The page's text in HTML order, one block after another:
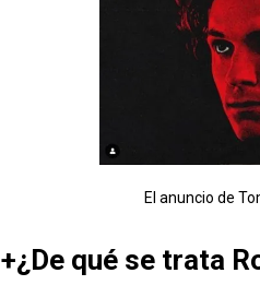
El anuncio de
+¿De qué se trata